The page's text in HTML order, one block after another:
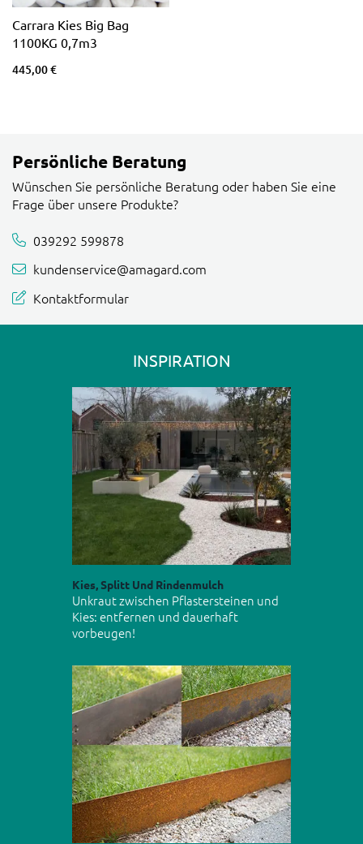
Carrara Kies Big Bag
1100KG 0,7m3
445,00 €
Persönliche Beratung
Wünschen Sie persönliche Beratung oder haben Sie eine
Frage über unsere Produkte?
039292 599878
kundenservice@amagard.com
Kontaktformular
INSPIRATION
Kies, Splitt Und Rindenmulch
Unkraut zwischen Pflastersteinen und
Kies: entfernen und dauerhaft
vorbeugen!